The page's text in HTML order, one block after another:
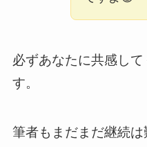
必ずあなたに共感し
す。
筆者もまだまだ継続